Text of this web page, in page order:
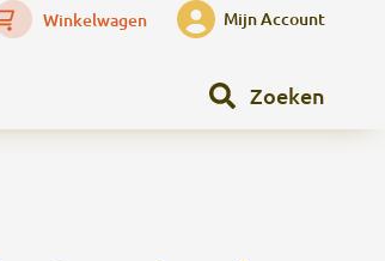
Winkelwagen Mijn Account
Zoeken